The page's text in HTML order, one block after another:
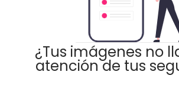
¿Tus imágenes no
atención de tus